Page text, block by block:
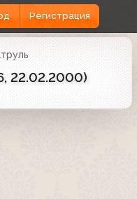
Регистрация
22.02.2000)